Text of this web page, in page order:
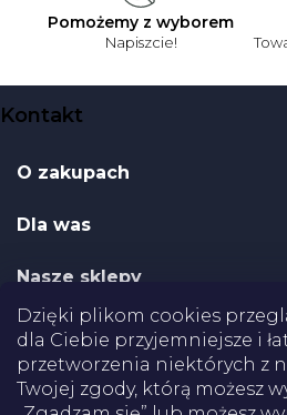
Dzięki plikom cookies
dla Ciebie przyjemniejsze i
przetworzenia niektórych z
Twojej zgody, którą możesz
Pomożemy z wyborem
Napiszcie!
t
Kontakt
O zakupach
Dla was
Nasze sklepy
Dostawa
Płatności